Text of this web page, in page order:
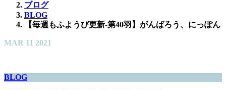
ブログ
BLOG
【毎週もふようび更新-第40羽】がんばろう、にっぽん
MAR 11 2021
BLOG